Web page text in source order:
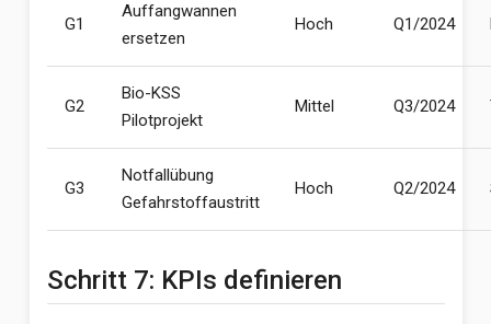
G1
Auffangwannen
ersetzen
Hoch Q1/2024
G2
Bio-KSS
Pilotprojekt
Mittel Q3/2024
G3
Notfallübung
Gefahrstoffaustritt
Hoch Q2/2024
Schritt 7: KPIs definieren